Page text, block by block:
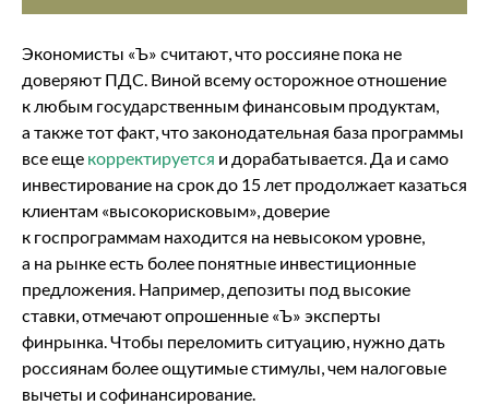
Экономисты «Ъ» считают, что россияне пока не
доверяют ПДС. Виной всему осторожное отношение
к любым государственным финансовым продуктам,
а также тот факт, что законодательная база программы
все еще корректируется и дорабатывается. Да и само
инвестирование на срок до 15 лет продолжает казаться
клиентам «высокорисковым», доверие
к госпрограммам находится на невысоком уровне,
а на рынке есть более понятные инвестиционные
предложения. Например, депозиты под высокие
ставки, отмечают опрошенные «Ъ» эксперты
финрынка. Чтобы переломить ситуацию, нужно дать
россиянам более ощутимые стимулы, чем налоговые
вычеты и софинансирование.